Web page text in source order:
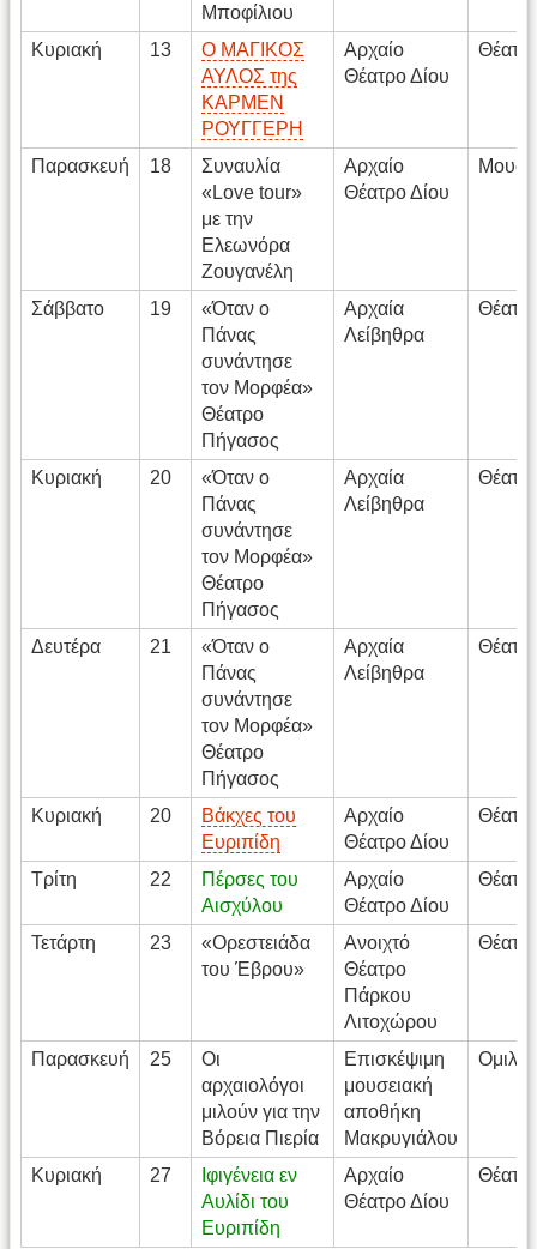
Μποφίλιου
Κυριακή 13
Ο ΜΑΓΙΚΟΣ
ΑΥΛΟΣ της
ΚΑΡΜΕΝ
ΡΟΥΓΓΕΡΗ
Αρχαίο
Θέατρο Δίου
Παρασκευή 18
Συναυλία
«Love tour»
με την
Ελεωνόρα
Ζουγανέλη
Αρχαίο
Θέατρο Δίου
Σάββατο 19
«Όταν ο
Πάνας
συνάντησε
τον Μορφέα»
Θέατρο
Πήγασος
Αρχαία
Λείβηθρα
Κυριακή 20
«Όταν ο
Πάνας
συνάντησε
τον Μορφέα»
Θέατρο
Πήγασος
Αρχαία
Λείβηθρα
Δευτέρα 21
«Όταν ο
Πάνας
συνάντησε
τον Μορφέα»
Θέατρο
Πήγασος
Αρχαία
Λείβηθρα
Κυριακή 20
Βάκχες του
Ευριπίδη
Αρχαίο
Θέατρο Δίου
Τρίτη 22
Πέρσες του
Αισχύλου
Αρχαίο
Θέατρο Δίου
Τετάρτη 23
«Ορεστειάδα
του Έβρου»
Ανοιχτό
Θέατρο
Πάρκου
Λιτοχώρου
Παρασκευή 25
Οι
αρχαιολόγοι
μιλούν για την
Βόρεια Πιερία
Επισκέψιμη
μουσειακή
αποθήκη
Μακρυγιάλου
Κυριακή 27
Ιφιγένεια εν
Αυλίδι του
Ευριπίδη
Αρχαίο
Θέατρο Δίου